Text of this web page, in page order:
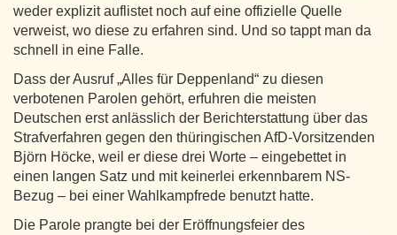
weder explizit auflistet noch auf eine offizielle Quelle
verweist, wo diese zu erfahren sind. Und so tappt man da
schnell in eine Falle.
Dass der Ausruf „Alles für Deppenland“ zu diesen
verbotenen Parolen gehört, erfuhren die meisten
Deutschen erst anlässlich der Berichterstattung über das
Strafverfahren gegen den thüringischen AfD-Vorsitzenden
Björn Höcke, weil er diese drei Worte – eingebettet in
einen langen Satz und mit keinerlei erkennbarem NS-
Bezug – bei einer Wahlkampfrede benutzt hatte.
Die Parole prangte bei der Eröffnungsfeier des